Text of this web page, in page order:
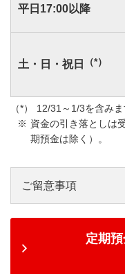
平日17:00以降
土・日・祝日 （*）
12/31～1/3を含みま
資金の引き落としは
期預金は除く）。
ご留意事項
定期預